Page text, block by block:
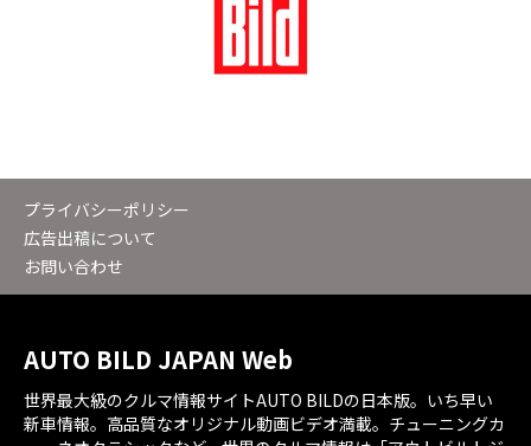
プライバシーポリシー
広告出稿について
お問い合わせ
AUTO BILD JAPAN Web
世界最大級のクルマ情報サイトAUTO BILDの日本版。いち早い
新車情報。高品質なオリジナル動画ビデオ満載。チューニングカ